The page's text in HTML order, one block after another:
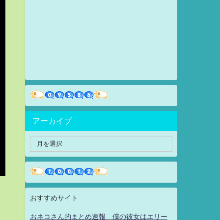
アーカイブ
おすすめサイト
おネコさん的まとめ速報 僕の彼女はエリー